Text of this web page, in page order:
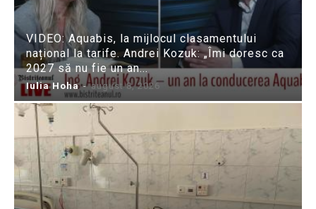
VIDEO: Aquabis, la mijlocul clasamentului
național la tarife. Andrei Kozuk: „Îmi doresc ca
2027 să nu fie un an...
Iulia Hoha - august 8, 2026